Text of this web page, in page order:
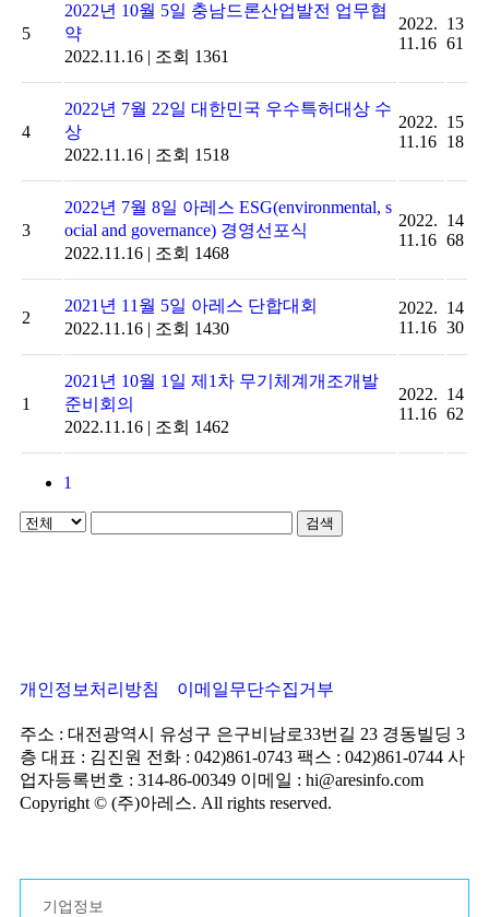
5
2022년 10월 5일 충남드론산업발전 업무협
약
2022.11.16 | 조회 1361
2022.
11.16
13
61
4
2022년 7월 22일 대한민국 우수특허대상 수
상
2022.11.16 | 조회 1518
2022.
11.16
15
18
3
2022년 7월 8일 아레스 ESG(environmental, s
ocial and governance) 경영선포식
2022.11.16 | 조회 1468
2022.
11.16
14
68
2
2021년 11월 5일 아레스 단합대회
2022.11.16 | 조회 1430
2022.
11.16
14
30
1
2021년 10월 1일 제1차 무기체계개조개발
준비회의
2022.11.16 | 조회 1462
2022.
11.16
14
62
1
검색
개인정보처리방침 이메일무단수집거부
주소 : 대전광역시 유성구 은구비남로33번길 23 경동빌딩 3
층 대표 : 김진원 전화 : 042)861-0743 팩스 : 042)861-0744 사
업자등록번호 : 314-86-00349 이메일 : hi@aresinfo.com
Copyright © (주)아레스. All rights reserved.
기업정보